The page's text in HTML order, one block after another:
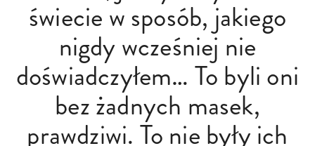
świecie w sposób, jakiego
nigdy wcześniej nie
doświadczyłem… To byli oni
bez żadnych masek,
prawdziwi. To nie były ich